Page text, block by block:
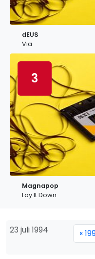
dEUS
Via
3
Magnapop
Lay It Down
23 juli 1994 «